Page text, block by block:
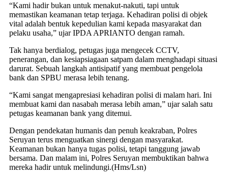
“Kami hadir bukan untuk menakut-nakuti, tapi untuk
memastikan keamanan tetap terjaga. Kehadiran polisi di objek
vital adalah bentuk kepedulian kami kepada masyarakat dan
pelaku usaha,” ujar IPDA APRIANTO dengan ramah.
Tak hanya berdialog, petugas juga mengecek CCTV,
penerangan, dan kesiapsiagaan satpam dalam menghadapi situasi
darurat. Sebuah langkah antisipatif yang membuat pengelola
bank dan SPBU merasa lebih tenang.
“Kami sangat mengapresiasi kehadiran polisi di malam hari. Ini
membuat kami dan nasabah merasa lebih aman,” ujar salah satu
petugas keamanan bank yang ditemui.
Dengan pendekatan humanis dan penuh keakraban, Polres
Seruyan terus menguatkan sinergi dengan masyarakat.
Keamanan bukan hanya tugas polisi, tetapi tanggung jawab
bersama. Dan malam ini, Polres Seruyan membuktikan bahwa
mereka hadir untuk melindungi.(Hms/Lsn)